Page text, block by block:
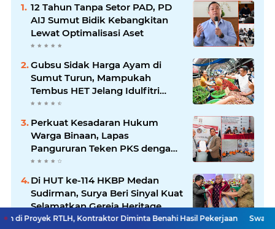
12 Tahun Tanpa Setor PAD, PD
AIJ Sumut Bidik Kebangkitan
Lewat Optimalisasi Aset
Gubsu Sidak Harga Ayam di
Sumut Turun, Mampukah
Tembus HET Jelang Idulfitri
2026?
Perkuat Kesadaran Hukum
Warga Binaan, Lapas
Pangururan Teken PKS dengan
LBH Robert Imbang Tamba
Di HUT ke-114 HKBP Medan
Sudirman, Surya Beri Sinyal Kuat
Selamatkan Gereja Heritage
Bersejarah
Kontraktor Diminta Benahi Hasil Pekerjaan Swangro Ungkap